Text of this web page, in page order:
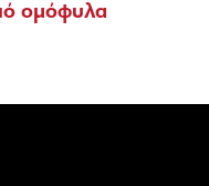
ομόφυλα